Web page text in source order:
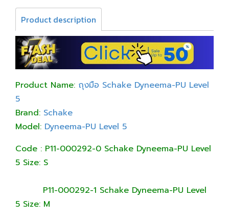
Product description
Product Name: ถุงมือ Schake Dyneema-PU Level
5
Brand: Schake
Model: Dyneema-PU Level 5
Code : P11-000292-0 Schake Dyneema-PU Level
5 Size: S
P11-000292-1 Schake Dyneema-PU Level
5 Size: M